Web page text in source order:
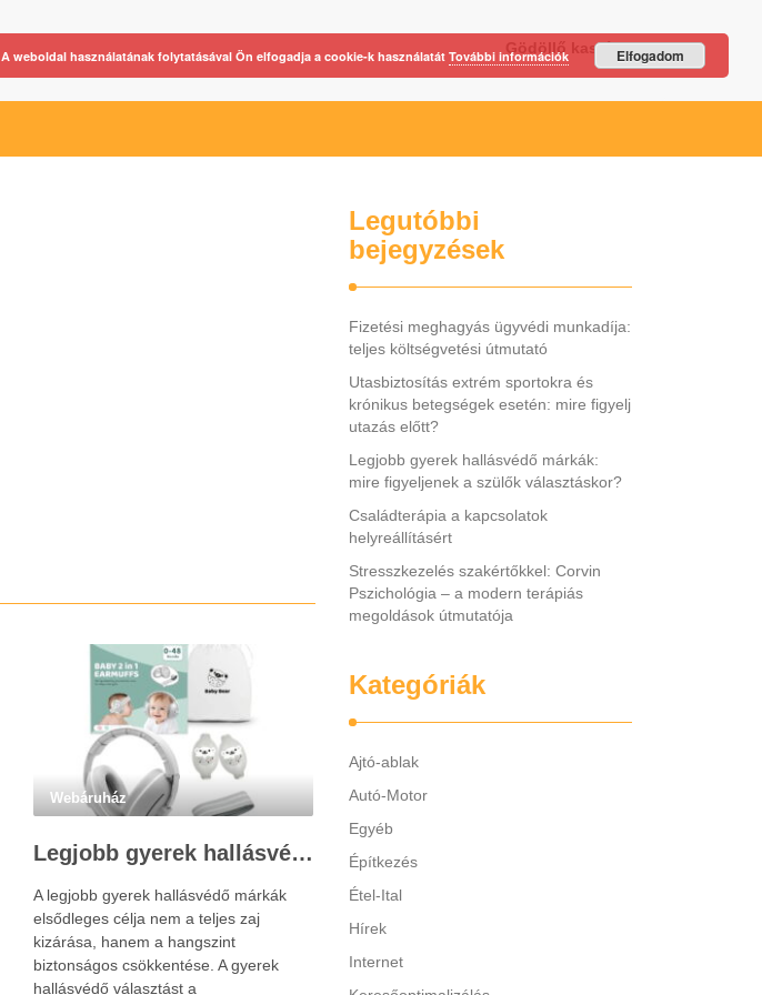
Gödöllő kastély
Webáruház
Legjobb gyerek hallásvédő márkák: mire figyeljenek a szülők választáskor?
A legjobb gyerek hallásvédő márkák
elsődleges célja nem a teljes zaj
kizárása, hanem a hangszint
biztonságos csökkentése. A gyerek
hallásvédő választást a
Legutóbbi
bejegyzések
Fizetési meghagyás ügyvédi munkadíja:
teljes költségvetési útmutató
Utasbiztosítás extrém sportokra és
krónikus betegségek esetén: mire figyelj
utazás előtt?
Legjobb gyerek hallásvédő márkák:
mire figyeljenek a szülők választáskor?
Családterápia a kapcsolatok
helyreállításért
Stresszkezelés szakértőkkel: Corvin
Pszichológia – a modern terápiás
megoldások útmutatója
Kategóriák
Ajtó-ablak
Autó-Motor
Egyéb
Építkezés
Étel-Ital
Hírek
Internet
A weboldal használatának folytatásával Ön elfogadja a cookie-k használatát További információk Elfogadom